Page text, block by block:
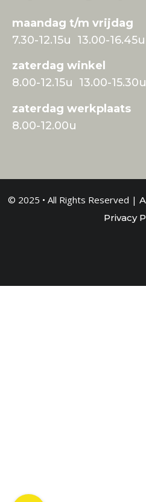
maandag t/m vrijdag
7.30-12.15u 13.00-16.45u
zaterdag winkel
8.00-12.15u 13.00-15.30u
zaterdag werkplaats
8.00-12.00u
© 2025 • All Rights Reserved |
Privacy